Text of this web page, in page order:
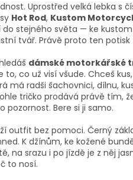
Uprostřed velká lebka s
Hot Rod, Kustom
stejného světa — ke
tvář. Právě proto ten
dámské motorkářské
to, co už visí všude. Chceš
má radši šachovnici, dílnu,
tričko prodává právě tím,
pozornost. Bere si ji samo.
outfit bez pomoci. Černý
K džínům, ke kožené
na srazu i po jízdě je z něj
to nosí.